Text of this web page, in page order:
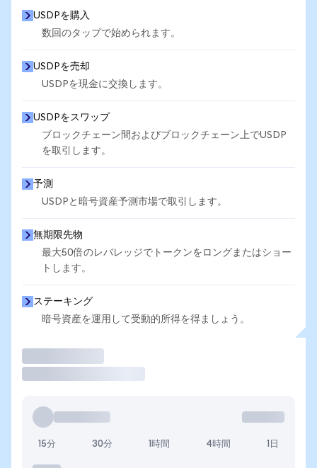
USDPを購入
数回のタップで始められます。
USDPを売却
USDPを現金に交換します。
USDPをスワップ
ブロックチェーン間およびブロックチェーン上でUSDP
を取引します。
予測
USDPと暗号資産予測市場で取引します。
無期限先物
最大50倍のレバレッジでトークンをロングまたはショー
トします。
ステーキング
暗号資産を運用して受動的所得を得ましょう。
15分 30分 1時間 4時間 1日